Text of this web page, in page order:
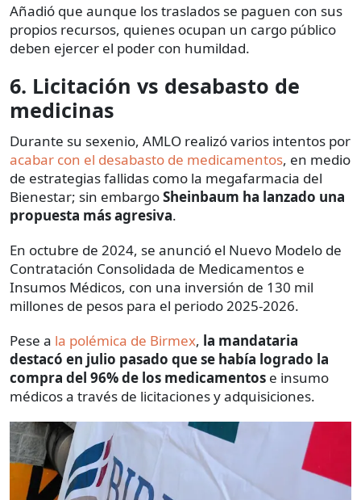
Añadió que aunque los traslados se paguen con sus
propios recursos, quienes ocupan un cargo público
deben ejercer el poder con humildad.
6. Licitación vs desabasto de
medicinas
Durante su sexenio, AMLO realizó varios intentos por
acabar con el desabasto de medicamentos, en medio
de estrategias fallidas como la megafarmacia del
Bienestar; sin embargoSheinbaum ha lanzado una
propuesta más agresiva.
En octubre de 2024, se anunció el Nuevo Modelo de
Contratación Consolidada de Medicamentos e
Insumos Médicos, con una inversión de 130 mil
millones de pesos para el periodo 2025-2026.
Pese a la polémica de Birmex, la mandataria
destacó en julio pasado que se había logrado la
compra del 96% de los medicamentos e insumo
médicos a través de licitaciones y adquisiciones.